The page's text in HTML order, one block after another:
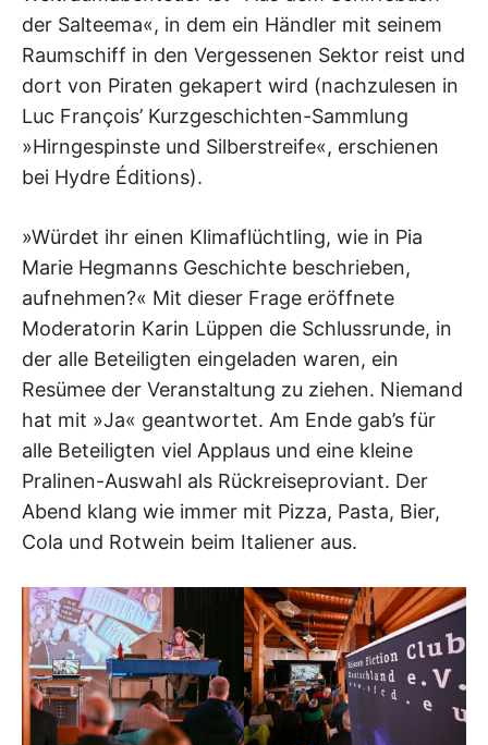
der Salteema«, in dem ein Händler mit seinem
Raumschiff in den Vergessenen Sektor reist und
dort von Piraten gekapert wird (nachzulesen in
Luc François’ Kurzgeschichten-Sammlung
»Hirngespinste und Silberstreife«, erschienen
bei Hydre Éditions).
»Würdet ihr einen Klimaflüchtling, wie in Pia
Marie Hegmanns Geschichte beschrieben,
aufnehmen?« Mit dieser Frage eröffnete
Moderatorin Karin Lüppen die Schlussrunde, in
der alle Beteiligten eingeladen waren, ein
Resümee der Veranstaltung zu ziehen. Niemand
hat mit »Ja« geantwortet. Am Ende gab’s für
alle Beteiligten viel Applaus und eine kleine
Pralinen-Auswahl als Rückreiseproviant. Der
Abend klang wie immer mit Pizza, Pasta, Bier,
Cola und Rotwein beim Italiener aus.